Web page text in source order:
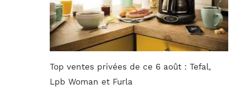
Top ventes privées de ce 6 août : Tefal,
Lpb Woman et Furla